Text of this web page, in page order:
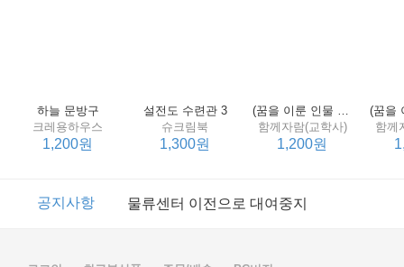
하늘 문방구
크레용하우스
1,200원
설전도 수련관 3
슈크림북
1,300원
(꿈을 이룬 인물 탐구 2) 제인 구달
함께자람(교학사)
1,200원
함께
이벤트 2017년 리브피아 여름방학 참고서 이벤트
공지사항 물류센터 이전으로 대여중지